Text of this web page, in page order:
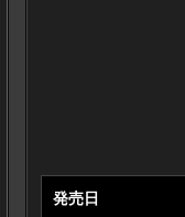
発売日